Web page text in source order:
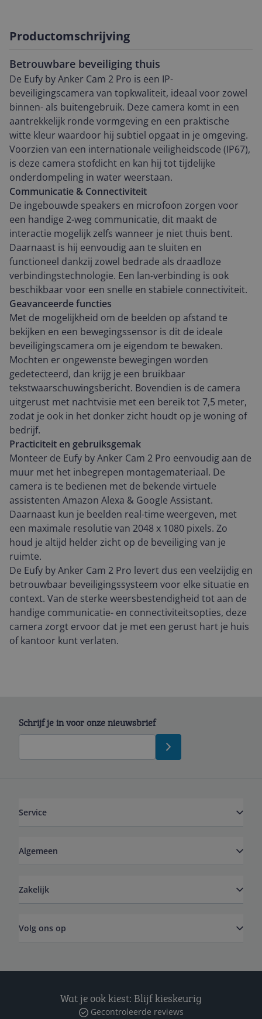
Productomschrijving
Betrouwbare beveiliging thuis
De Eufy by Anker Cam 2 Pro is een IP-
beveiligingscamera van topkwaliteit, ideaal voor zowel
binnen- als buitengebruik. Deze camera komt in een
aantrekkelijk ronde vormgeving en een praktische
witte kleur waardoor hij subtiel opgaat in je omgeving.
Voorzien van een internationale veiligheidscode (IP67),
is deze camera stofdicht en kan hij tot tijdelijke
onderdompeling in water weerstaan.
Communicatie & Connectiviteit
De ingebouwde speakers en microfoon zorgen voor
een handige 2-weg communicatie, dit maakt de
interactie mogelijk zelfs wanneer je niet thuis bent.
Daarnaast is hij eenvoudig aan te sluiten en
functioneel dankzij zowel bedrade als draadloze
verbindingstechnologie. Een lan-verbinding is ook
beschikbaar voor een snelle en stabiele connectiviteit.
Geavanceerde functies
Met de mogelijkheid om de beelden op afstand te
bekijken en een bewegingssensor is dit de ideale
beveiligingscamera om je eigendom te bewaken.
Mochten er ongewenste bewegingen worden
gedetecteerd, dan krijg je een bruikbaar
tekstwaarschuwingsbericht. Bovendien is de camera
uitgerust met nachtvisie met een bereik tot 7,5 meter,
zodat je ook in het donker zicht houdt op je woning of
bedrijf.
Practiciteit en gebruiksgemak
Monteer de Eufy by Anker Cam 2 Pro eenvoudig aan de
muur met het inbegrepen montagemateriaal. De
camera is te bedienen met de bekende virtuele
assistenten Amazon Alexa & Google Assistant.
Daarnaast kun je beelden real-time weergeven, met
een maximale resolutie van 2048 x 1080 pixels. Zo
houd je altijd helder zicht op de beveiliging van je
ruimte.
De Eufy by Anker Cam 2 Pro levert dus een veelzijdig en
betrouwbaar beveiligingssysteem voor elke situatie en
context. Van de sterke weersbestendigheid tot aan de
handige communicatie- en connectiviteitsopties, deze
camera zorgt ervoor dat je met een gerust hart je huis
of kantoor kunt verlaten.
Schrijf je in voor onze nieuwsbrief
Service
Algemeen
Zakelijk
Volg ons op
Wat je ook kiest: Blijf kieskeurig
Gecontroleerde reviews